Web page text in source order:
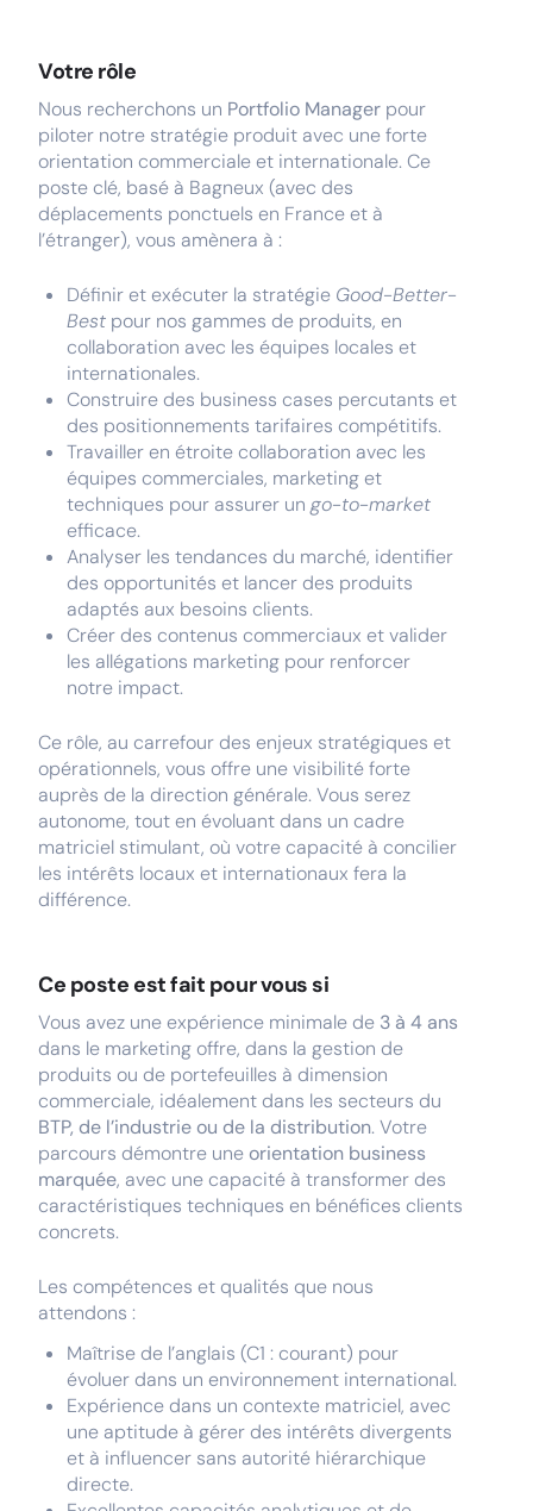
Votre rôle
Nous recherchons un Portfolio Manager pour
piloter notre stratégie produit avec une forte
orientation commerciale et internationale. Ce
poste clé, basé à Bagneux (avec des
déplacements ponctuels en France et à
l’étranger), vous amènera à :
Définir et exécuter la stratégie Good-Better-
Best pour nos gammes de produits, en
collaboration avec les équipes locales et
internationales.
Construire des business cases percutants et
des positionnements tarifaires compétitifs.
Travailler en étroite collaboration avec les
équipes commerciales, marketing et
techniques pour assurer un go-to-market
efficace.
Analyser les tendances du marché, identifier
des opportunités et lancer des produits
adaptés aux besoins clients.
Créer des contenus commerciaux et valider
les allégations marketing pour renforcer
notre impact.
Ce rôle, au carrefour des enjeux stratégiques et
opérationnels, vous offre une visibilité forte
auprès de la direction générale. Vous serez
autonome, tout en évoluant dans un cadre
matriciel stimulant, où votre capacité à concilier
les intérêts locaux et internationaux fera la
différence.
Ce poste est fait pour vous si
Vous avez une expérience minimale de 3 à 4 ans
dans le marketing offre, dans la gestion de
produits ou de portefeuilles à dimension
commerciale, idéalement dans les secteurs du
BTP, de l’industrie ou de la distribution. Votre
parcours démontre une orientation business
marquée, avec une capacité à transformer des
caractéristiques techniques en bénéfices clients
concrets.
Les compétences et qualités que nous
attendons :
Maîtrise de l’anglais (C1 : courant) pour
évoluer dans un environnement international.
Expérience dans un contexte matriciel, avec
une aptitude à gérer des intérêts divergents
et à influencer sans autorité hiérarchique
directe.